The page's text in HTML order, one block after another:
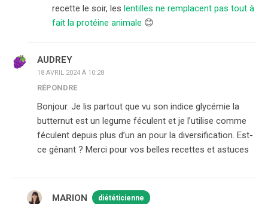
recette le soir, les lentilles ne remplacent pas tout à
fait la protéine animale 😊
AUDREY
18 AVRIL 2024 À 10:28
RÉPONDRE
Bonjour. Je lis partout que vu son indice glycémie la
butternut est un legume féculent et je l’utilise comme
féculent depuis plus d’un an pour la diversification. Est-
ce gênant ? Merci pour vos belles recettes et astuces
MARION diététicienne